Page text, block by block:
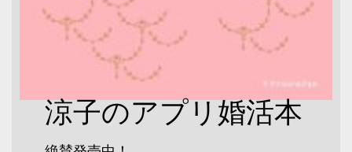
涼子のアプリ婚活本